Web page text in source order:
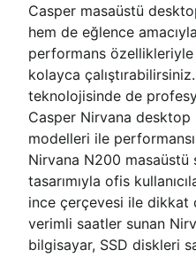
Casper masaüstü
hem de eğlence
performans
kolayca
teknolojisinde de
Casper Nirvana
modelleri ile
Nirvana N200
tasarımıyla ofis
ince çerçevesi ile dikkat
verimli saatler sunan
bilgisayar, SSD diskleri